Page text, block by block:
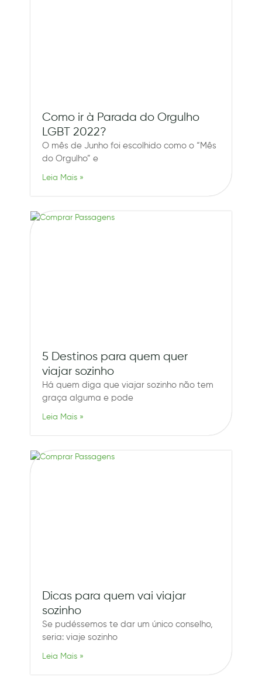
Como ir à Parada do Orgulho
LGBT 2022?
O mês de Junho foi escolhido como o “Mês
do Orgulho” e
Leia Mais »
5 Destinos para quem quer
viajar sozinho
Há quem diga que viajar sozinho não tem
graça alguma e pode
Leia Mais »
Dicas para quem vai viajar
sozinho
Se pudéssemos te dar um único conselho,
seria: viaje sozinho
Leia Mais »